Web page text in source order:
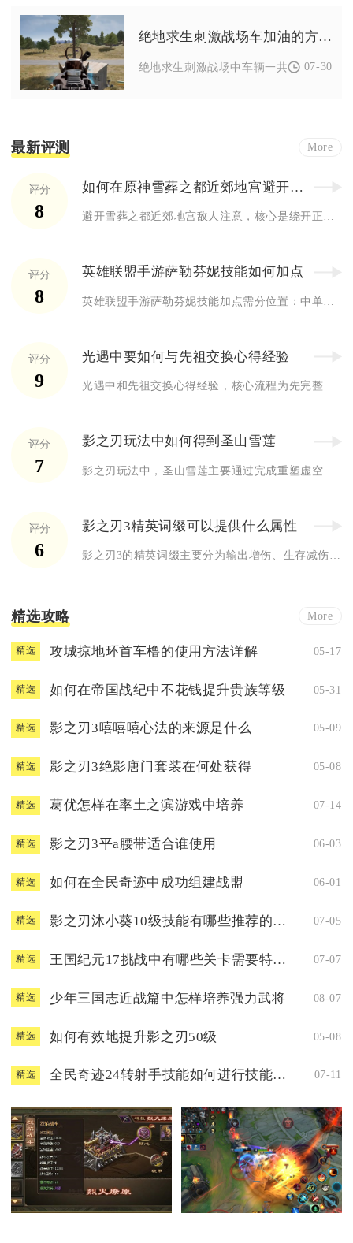
绝地求生刺激战场车加油的方法是什么
绝地求生刺激战场中车辆一共有两种主流
07-30
最新评测 More
评分
8
如何在原神雪葬之都近郊地宫避开敌人的注意
评分
8
英雄联盟手游萨勒芬妮技能如何加点
评分
9
光遇中要如何与先祖交换心得经验
评分
7
影之刃玩法中如何得到圣山雪莲
评分
6
影之刃3精英词缀可以提供什么属性
精选攻略 More
精选 攻城掠地环首车橹的使用方法详解 05-17
精选 如何在帝国战纪中不花钱提升贵族等级 05-31
精选 影之刃3嘻嘻嘻心法的来源是什么 05-09
精选 影之刃3绝影唐门套装在何处获得 05-08
精选 葛优怎样在率土之滨游戏中培养 07-14
精选 影之刃3平a腰带适合谁使用 06-03
精选 如何在全民奇迹中成功组建战盟 06-01
精选 影之刃沐小葵10级技能有哪些推荐的配搭 07-05
精选 王国纪元17挑战中有哪些关卡需要特别注意 07-07
精选 少年三国志近战篇中怎样培养强力武将 08-07
精选 如何有效地提升影之刃50级 05-08
精选 全民奇迹24转射手技能如何进行技能组合 07-11